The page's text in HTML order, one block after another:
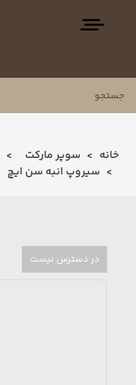
خانه سوپر مارکت
سیروپ انبه سن ایچ
در دسترس نیست